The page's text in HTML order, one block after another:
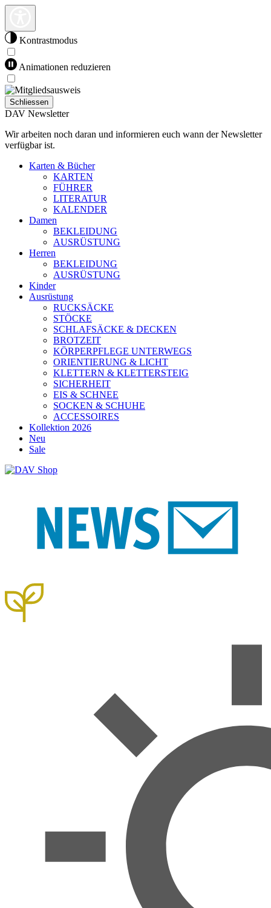
Kontrastmodus
Animationen reduzieren
Schliessen
DAV Newsletter
Wir arbeiten noch daran und informieren euch wann der Newsletter
verfügbar ist.
Karten & Bücher
KARTEN
FÜHRER
LITERATUR
KALENDER
Damen
BEKLEIDUNG
AUSRÜSTUNG
Herren
BEKLEIDUNG
AUSRÜSTUNG
Kinder
Ausrüstung
RUCKSÄCKE
STÖCKE
SCHLAFSÄCKE & DECKEN
BROTZEIT
KÖRPERPFLEGE UNTERWEGS
ORIENTIERUNG & LICHT
KLETTERN & KLETTERSTEIG
SICHERHEIT
EIS & SCHNEE
SOCKEN & SCHUHE
ACCESSOIRES
Kollektion 2026
Neu
Sale